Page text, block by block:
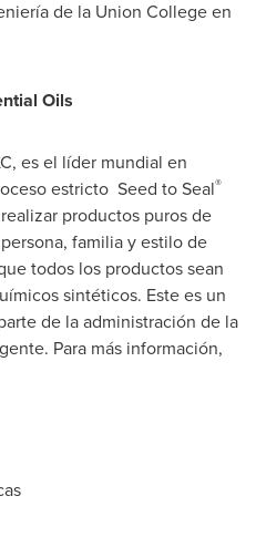
de la Union Collegeen
Oils
es el líder mundial en
estricto Seed to Seal®
productos puros de
familia y estilo de
todos los productos sean
sintéticos. Este es un
de la administración de la
Para más información,